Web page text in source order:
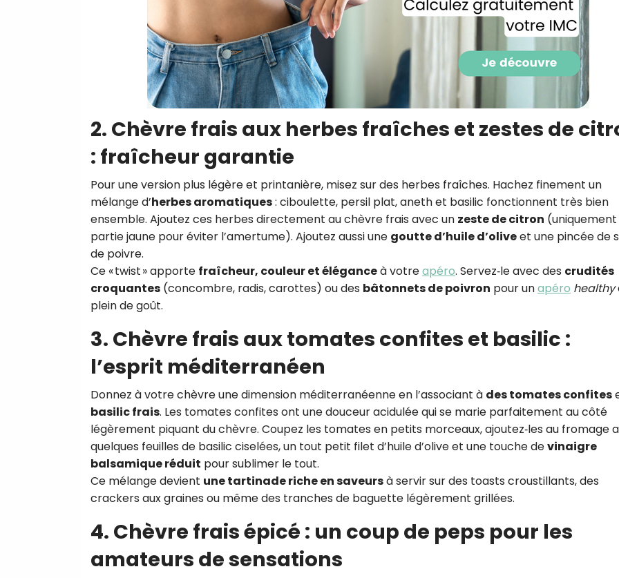
2. Chèvre frais aux herbes fraîches et zestes de
: fraîcheur garantie
Pour une version plus légère et printanière, misez sur des herbes fraîches. Hachez finement un
mélange d’herbes aromatiques: ciboulette, persil plat, aneth et basilic fonctionnent très bien
ensemble. Ajoutez ces herbes directement au chèvre frais avec un zeste de citron
partie jaune pour éviter l’amertume). Ajoutez aussi une goutte d’huile d’oliveet une pincée de
de poivre.
Ce « twist » apporte fraîcheur, couleur et éléganceà votreapéro. Servez‑le avec des crudités
croquantes (concombre, radis, carottes) ou des bâtonnets de poivron pour unapéro healthy
plein de goût.
3. Chèvre frais aux tomates confites et basilic :
l’esprit méditerranéen
Donnez à votre chèvre une dimension méditerranéenne en l’associant à des tomates confites
basilic frais. Les tomates confites ont une douceur acidulée qui se marie parfaitement au côté
légèrement piquant du chèvre. Coupez les tomates en petits morceaux, ajoutez‑les au fromage
quelques feuilles de basilic ciselées, un tout petit filet d’huile d’olive et une touche devinaigre
balsamique réduit pour sublimer le tout.
Ce mélange devient une tartinade riche en saveursà servir sur des toasts croustillants, des
crackers aux graines ou même des tranches de baguette légèrement grillées.
4. Chèvre frais épicé : un coup de peps pour les
amateurs de sensations